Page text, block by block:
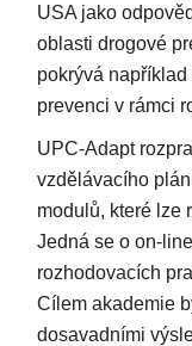
USA jako
oblasti drogové
pokrývá
prevenci v rámci
UPC-Adapt
vzdělávacího
modulů, které lze
Jedná se o on-
rozhodovacích
Cílem akademie
dosavadními